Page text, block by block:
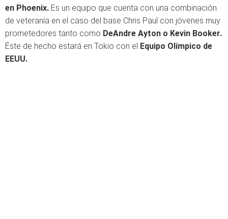
en Phoenix. Es un equipo que cuenta con una combinación
de veteranía en el caso del base Chris Paul con jóvenes muy
prometedores tanto como DeAndre Ayton o Kevin Booker.
Éste de hecho estará en Tokio con el Equipo Olímpico de
EEUU.